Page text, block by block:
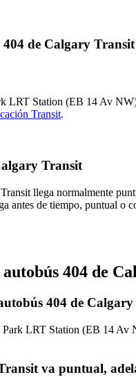
404 de Calgary Transit
LRT Station (EB 14 Av
Transit.
Transit
llega normalmente
antes de tiempo, puntual o
404 de
404 de
LRT Station (EB 14
va puntual,